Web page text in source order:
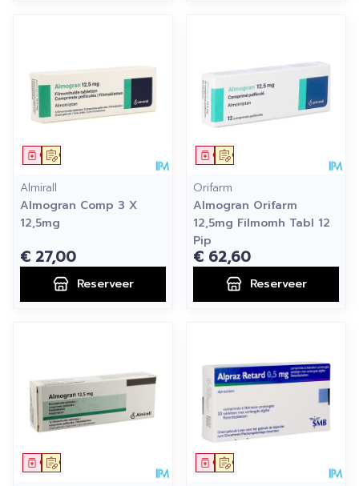
Op voorschrift
Geneesmiddel
Almirall
Almogran Comp 3 X
12,5mg
€ 27,00
Reserveer
Op voorschrift
Geneesmiddel
Orifarm
Almogran Orifarm
12,5mg Filmomh Tabl 12
Pip
€ 62,60
Reserveer
Op voorschrift
Geneesmiddel Op voorschrift
Geneesmiddel